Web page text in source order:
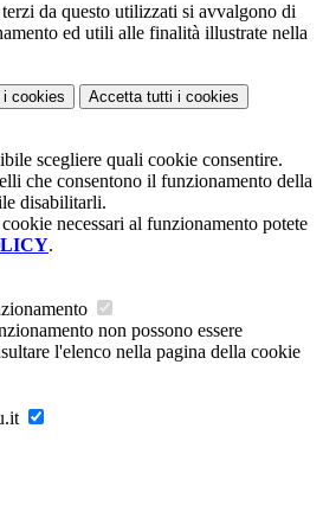
da questo utilizzati si avvalgono di
ed utili alle finalità illustrate nella
i cookies Accetta tutti i cookies
scegliere quali cookie consentire.
che consentono il funzionamento della
disabilitarli.
necessari al funzionamento potete
.
non possono essere
l'elenco nella pagina della cookie